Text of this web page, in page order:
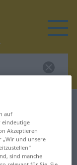
auf
eindeutige
Akzeptieren
„Wir und unsere
sind manche